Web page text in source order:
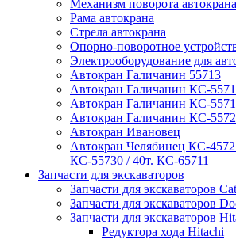
Механизм поворота автокрана
Рама автокрана
Стрела автокрана
Опорно-поворотное
Электрооборудование для
Автокран Галичанин 55713
Автокран Галичанин КС-
Автокран Галичанин КС-
Автокран Галичанин КС-
Автокран Ивановец
Автокран Челябинец КС-
КС-55730 / 40т. КС-65711
Запчасти для экскаваторов
Запчасти для экскаваторов
Запчасти для экскаваторов
Запчасти для экскаваторов
Редуктора хода Hitachi